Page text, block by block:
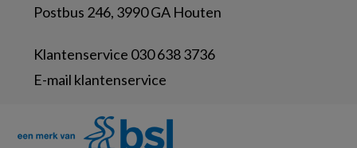
Postbus 246, 3990 GA Houten
Klantenservice 030 638 3736
E-mail klantenservice